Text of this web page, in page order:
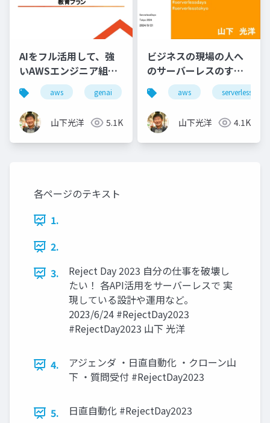
AIをフル活用して、強
いAWSエンジニア組織
になるための教育プラ
ン
aws genai
山下光洋 5.1K
ビジネスの現場の人へ
のサーバーレスのすす
め
aws serverless
山下光洋 4.1K
各ページのテキスト
1.
2.
3.
Reject Day 2023 自分の仕事を破壊し
たい！ 各API活用をサーバーレスで 実
現している設計や運用など。
2023/6/24 #RejectDay2023
#RejectDay2023 山下 光洋
4.
アジェンダ ・日直自動化 ・クローン山
下 ・質問受付 #RejectDay2023
5. 日直自動化 #RejectDay2023